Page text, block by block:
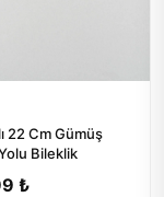
22 Cm Gümüş
Bileklik
₺